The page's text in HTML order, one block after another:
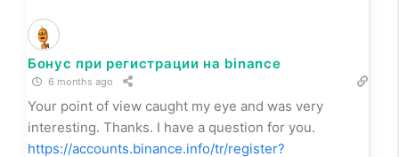
Бонус при регистрации на binance
6 months ago
Your point of view caught my eye and was very
interesting. Thanks. I have a question for you.
https://accounts.binance.info/tr/register?